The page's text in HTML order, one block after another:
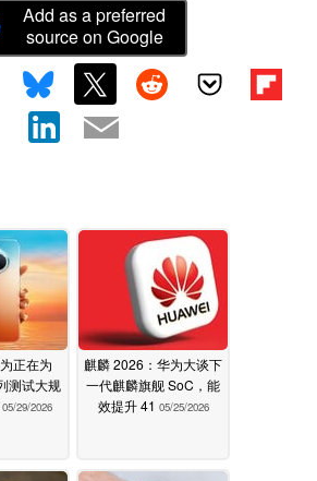
Add as a preferred
source on Google
正在为
测试大规
05/29/2026
麒麟 2026：华为大谈下
一代麒麟旗舰 SoC，能
效提升 41 05/25/2026